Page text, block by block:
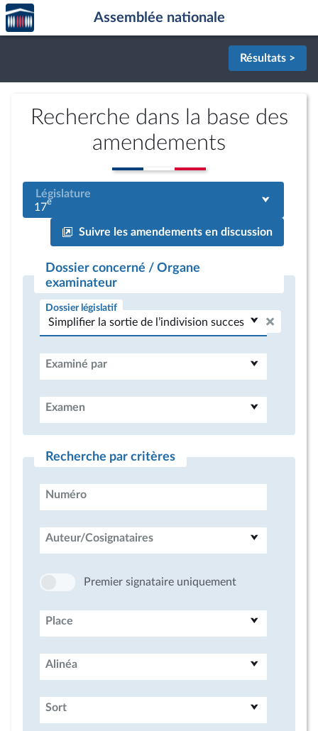
Aller au contenu
Aller en bas de la page
Accèder
à la
page
Assemblée nationale
Résultats >
Recherche dans la base des
amendements
Législature
17e
Suivre les amendements en discussion
Dossier concerné / Organe
examinateur
Dossier législatif
Examiné par
Examen
Recherche par critères
Numéro
Auteur/Cosignataires
Premier signataire uniquement
Place
Alinéa
Sort